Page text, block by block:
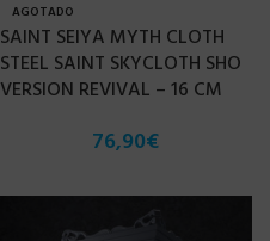
AGOTADO
SAINT SEIYA MYTH CLOTH
STEEL SAINT SKYCLOTH SHO
VERSION REVIVAL – 16 CM
76,90€